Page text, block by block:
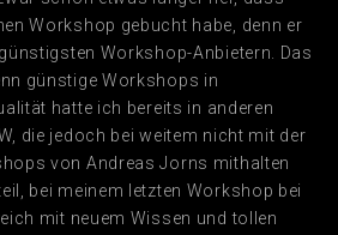
Workshop gebucht habe, denn er
Workshop-Anbietern. Das
günstige Workshops in
hatte ich bereits in anderen
die jedoch bei weitem nicht mit der
von Andreas Jorns mithalten
bei meinem letzten Workshop bei
mit neuem Wissen und tollen